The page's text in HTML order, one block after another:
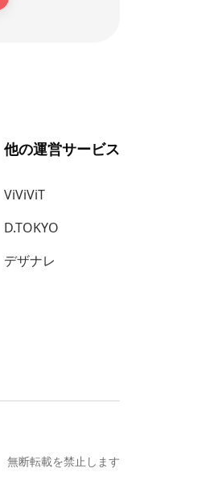
他の運営サービス
ViViViT
D.TOKYO
デザナレ
無断転載を禁止します